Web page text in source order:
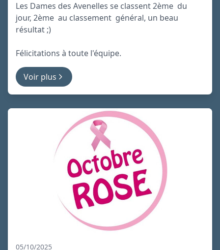
Les Dames des Avenelles se classent 2ème du
jour, 2ème au classement général, un beau
résultat ;)
Félicitations à toute l'équipe.
Voir plus
05/10/2025